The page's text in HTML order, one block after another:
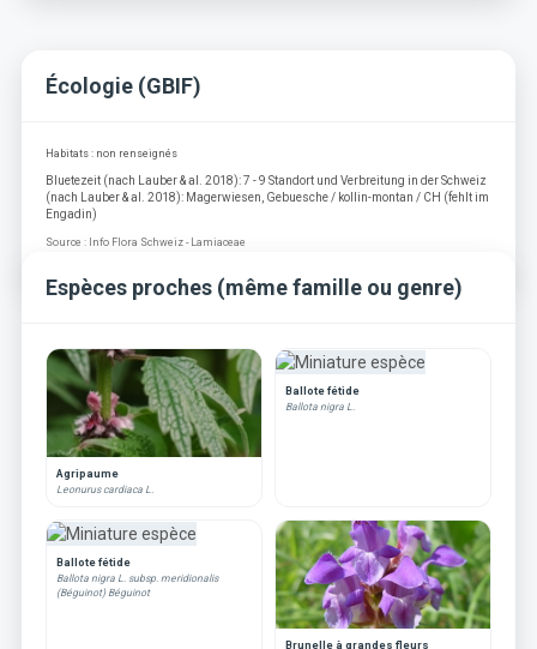
Écologie (GBIF)
Habitats : non renseignés
Bluetezeit (nach Lauber & al. 2018): 7 - 9 Standort und Verbreitung in der Schweiz
(nach Lauber & al. 2018): Magerwiesen, Gebuesche / kollin-montan / CH (fehlt im
Engadin)
Source : Info Flora Schweiz - Lamiaceae
Espèces proches (même famille ou genre)
Agripaume
Leonurus cardiaca L.
Ballote fétide
Ballota nigra L.
Ballote fétide
Ballota nigra L. subsp. meridionalis
(Béguinot) Béguinot
Brunelle à grandes fleurs